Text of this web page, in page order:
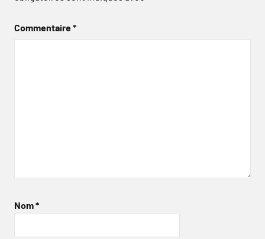
Commentaire*
Nom*